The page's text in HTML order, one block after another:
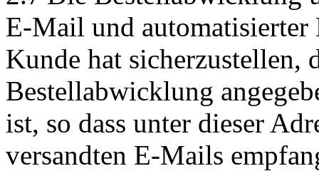
E-Mail und
Kunde hat sicherzustellen,
Bestellabwicklung
ist, so dass unter dieser
versandten E-Mails